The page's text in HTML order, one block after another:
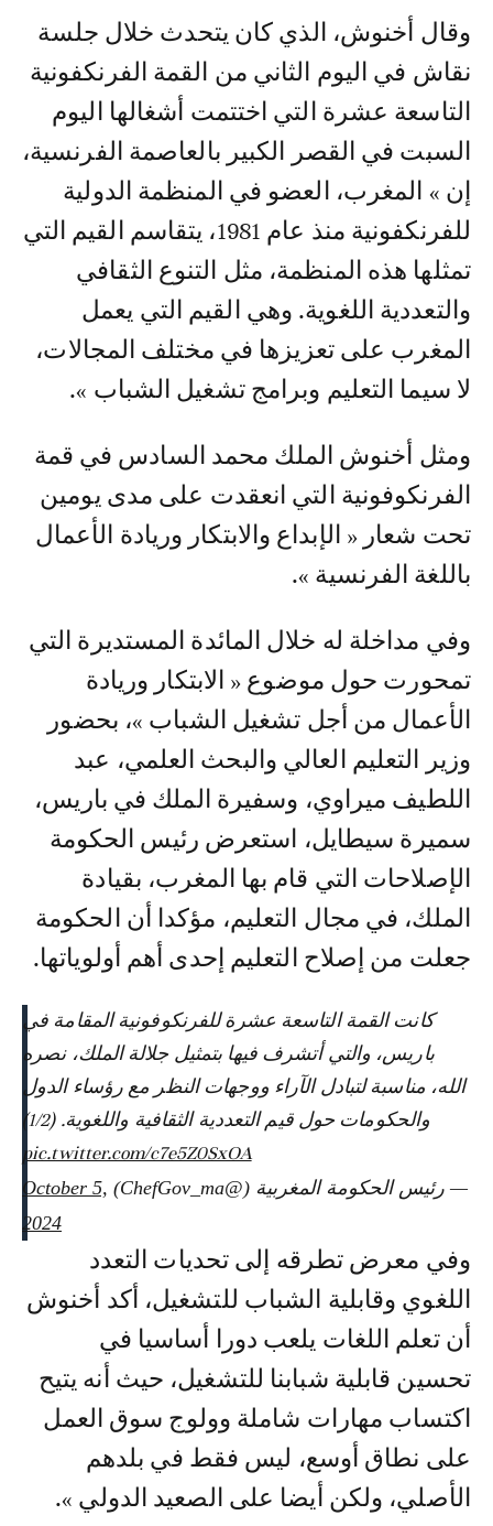
وقال أخنوش، الذي كان يتحدث خلال جلسة
نقاش في اليوم الثاني من القمة الفرنكفونية
التاسعة عشرة التي اختتمت أشغالها اليوم
السبت في القصر الكبير بالعاصمة الفرنسية،
إن » المغرب، العضو في المنظمة الدولية
للفرنكفونية منذ عام 1981، يتقاسم القيم التي
تمثلها هذه المنظمة، مثل التنوع الثقافي
والتعددية اللغوية. وهي القيم التي يعمل
المغرب على تعزيزها في مختلف المجالات،
لا سيما التعليم وبرامج تشغيل الشباب ».
ومثل أخنوش الملك محمد السادس في قمة
الفرنكوفونية التي انعقدت على مدى يومين
تحت شعار « الإبداع والابتكار وريادة الأعمال
باللغة الفرنسية ».
وفي مداخلة له خلال المائدة المستديرة التي
تمحورت حول موضوع « الابتكار وريادة
الأعمال من أجل تشغيل الشباب »، بحضور
وزير التعليم العالي والبحث العلمي، عبد
اللطيف ميراوي، وسفيرة الملك في باريس،
سميرة سيطايل، استعرض رئيس الحكومة
الإصلاحات التي قام بها المغرب، بقيادة
الملك، في مجال التعليم، مؤكدا أن الحكومة
جعلت من إصلاح التعليم إحدى أهم أولوياتها.
كانت القمة التاسعة عشرة للفرنكوفونية المقامة في
باريس، والتي أتشرف فيها بتمثيل جلالة الملك، نصره
الله، مناسبة لتبادل الآراء ووجهات النظر مع رؤساء الدول
والحكومات حول قيم التعددية الثقافية واللغوية. (1/2)
pic.twitter.com/c7e5Z0SxOA
— رئيس الحكومة المغربية (@ChefGov_ma)
October 5,
2024
وفي معرض تطرقه إلى تحديات التعدد
اللغوي وقابلية الشباب للتشغيل، أكد أخنوش
أن تعلم اللغات يلعب دورا أساسيا في
تحسين قابلية شبابنا للتشغيل، حيث أنه يتيح
اكتساب مهارات شاملة وولوج سوق العمل
على نطاق أوسع، ليس فقط في بلدهم
الأصلي، ولكن أيضا على الصعيد الدولي ».